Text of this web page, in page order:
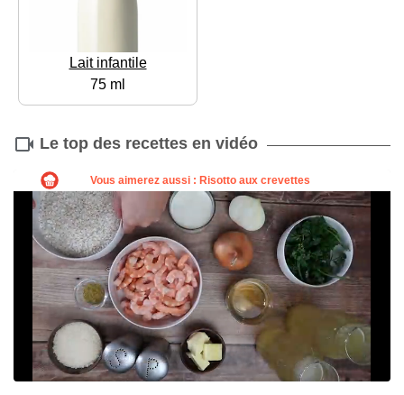
Lait infantile
75 ml
Le top des recettes en vidéo